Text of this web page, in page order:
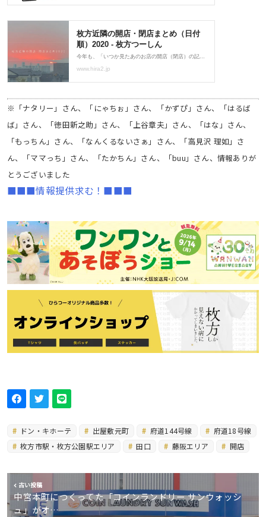
※「ナタリー」 さん、「にゃちぉ」さん、「かずぴ」さん、「はるば
ば」さん、「徳田新之助」さん、「上谷章夫」さん、「はな」さん、
「もっちん」さん、「なんくるないさぁ」さん、「高見沢 理如」さ
ん、「ママっち」さん、「たかちん」さん、「buu」さん、情報ありが
とうございました
■■■情報提供求む！■■■
ドン・キホーテ 出屋敷元町 府道144号線
府道18号線
枚方市駅・枚方公園駅エリア
田口 藤阪エリア 開店
古い投稿
中宮本町につくってた「コインランドリー サンウォッシ
ュ」がオ…